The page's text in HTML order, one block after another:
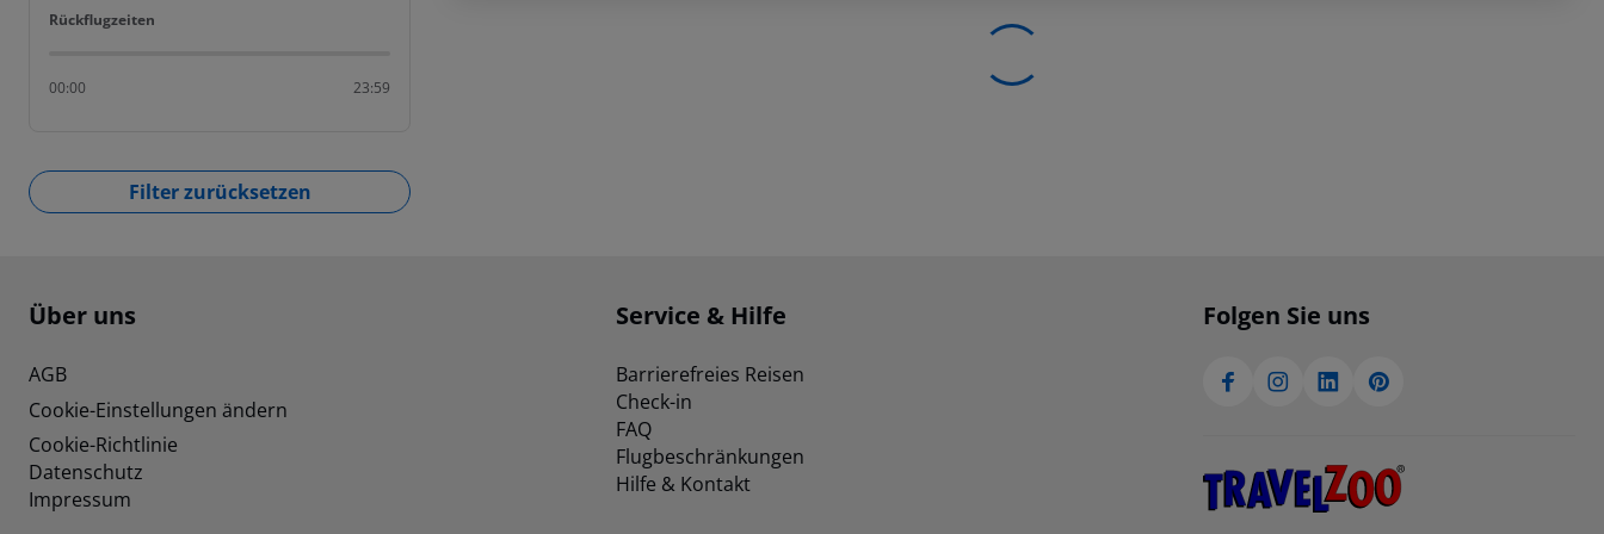
Rückflugzeiten
Rückflugzeiten
00:00 23:59
Filter zurücksetzen
Footer navigation
Über uns
AGB
Cookie-Einstellungen ändern
Cookie-Richtlinie
Datenschutz
Impressum
Service & Hilfe
Barrierefreies Reisen
Check-in
FAQ
Flugbeschränkungen
Hilfe & Kontakt
Folgen Sie uns